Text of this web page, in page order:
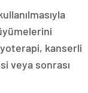
kanserli
veya sonrası